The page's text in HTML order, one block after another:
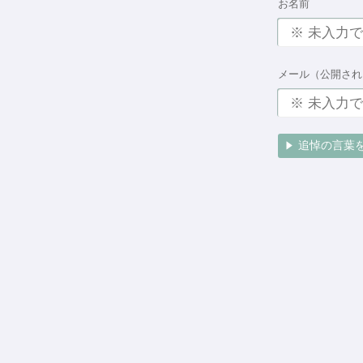
お名前
メール（公開さ